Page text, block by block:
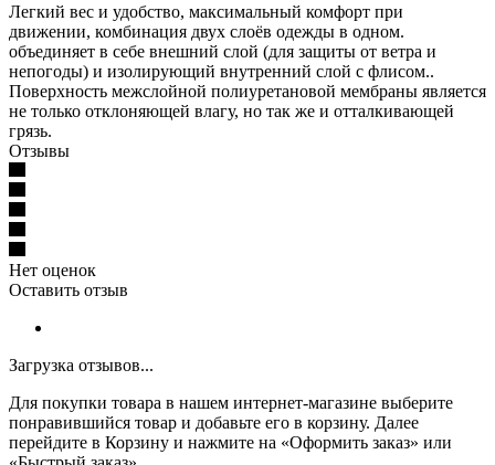
Легкий вес и удобство, максимальный комфорт при
движении, комбинация двух слоёв одежды в одном.
объединяет в себе внешний слой (для защиты от ветра и
непогоды) и изолирующий внутренний слой с флисом..
Поверхность межслойной полиуретановой мембраны является
не только отклоняющей влагу, но так же и отталкивающей
грязь.
Отзывы
Нет оценок
Оставить отзыв
Загрузка отзывов...
Для покупки товара в нашем интернет-магазине выберите
понравившийся товар и добавьте его в корзину. Далее
перейдите в Корзину и нажмите на «Оформить заказ» или